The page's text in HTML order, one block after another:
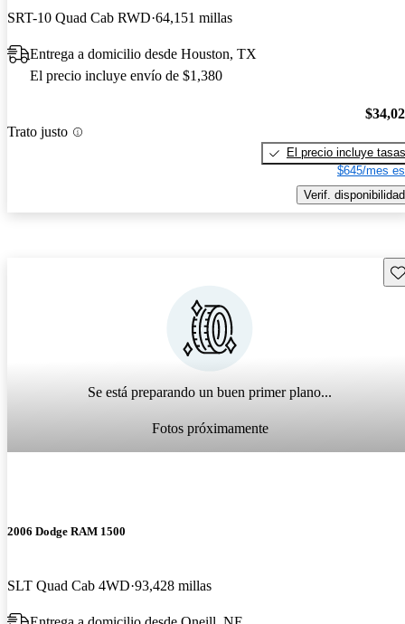
SRT-10 Quad Cab RWD 64,151 millas
Entrega a domicilio desde Houston, TX
El precio incluye envío de $1,380
Trato justo
El precio incluye tasas
$645/mes
Verif. disponibilidad
Se está preparando un buen primer plano...
Fotos próximamente
2006 Dodge RAM 1500
SLT Quad Cab 4WD 93,428 millas